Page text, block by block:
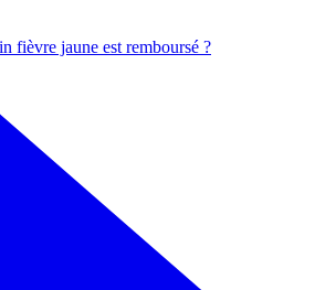
fièvre jaune est remboursé ?